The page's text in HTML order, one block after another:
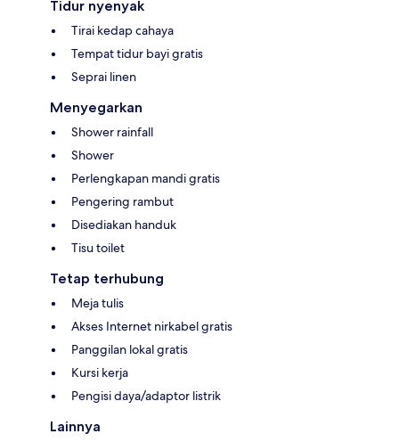
Tidur nyenyak
Tirai kedap cahaya
Tempat tidur bayi gratis
Seprai linen
Menyegarkan
Shower rainfall
Shower
Perlengkapan mandi gratis
Pengering rambut
Disediakan handuk
Tisu toilet
Tetap terhubung
Meja tulis
Akses Internet nirkabel gratis
Panggilan lokal gratis
Kursi kerja
Pengisi daya/adaptor listrik
Lainnya